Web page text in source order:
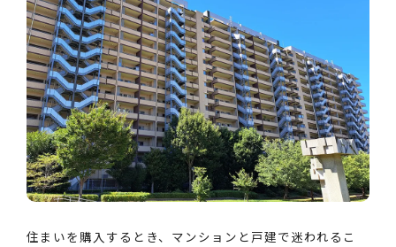
住まいを購入するとき、マンションと戸建で迷われるこ